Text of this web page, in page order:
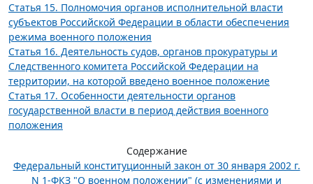
Статья 15. Полномочия органов исполнительной власти
субъектов Российской Федерации в области обеспечения
режима военного положения
Статья 16. Деятельность судов, органов прокуратуры и
Следственного комитета Российской Федерации на
территории, на которой введено военное положение
Статья 17. Особенности деятельности органов
государственной власти в период действия военного
положения
Содержание
Федеральный конституционный закон от 30 января 2002 г.
N 1-ФКЗ "О военном положении" (с изменениями и